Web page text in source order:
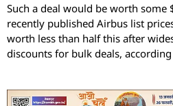
Such a deal would be worth
recently published Airbus list
worth less than half this after
discounts for bulk deals,